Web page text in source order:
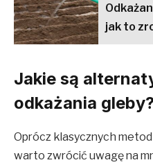
jak to
Jakie są
odkażania gleby?
Oprócz klasycznych
warto zwrócić uwagę na